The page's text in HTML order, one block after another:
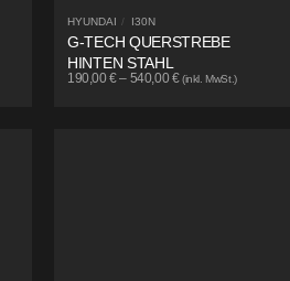
HYUNDAI / I30N
G-TECH QUERSTREBE
HINTEN STAHL
190,00€– 540,00€ (inkl. MwSt.)